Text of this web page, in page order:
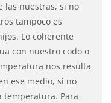
las nuestras, si no
tampoco es
Lo coherente
con nuestro codo o
nos resulta
ese medio, si no
temperatura. Para